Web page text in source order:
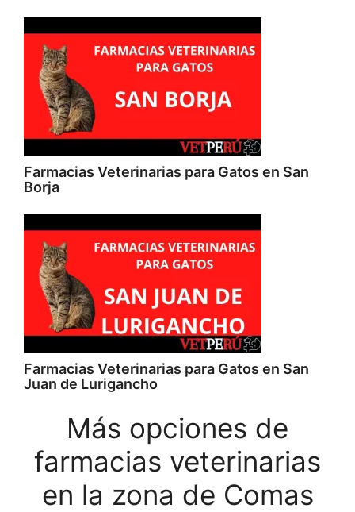
Farmacias Veterinarias para Gatos en San
Borja
Farmacias Veterinarias para Gatos en San
Juan de Lurigancho
Más opciones de
farmacias veterinarias
en la zona de Comas